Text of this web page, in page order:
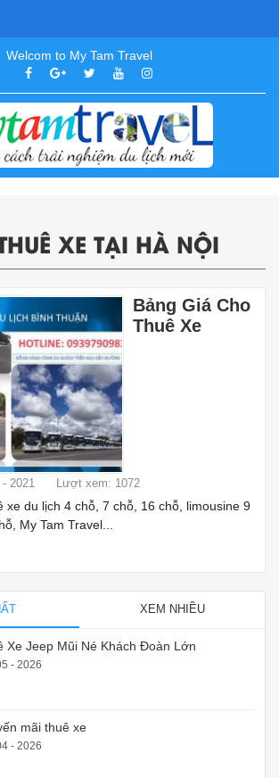
Welcom to My Tam Travel
XE TẠI HÀ NỘI
Bảng Giá Cho
Thuê Xe
2021 Lượt xem: 1072
xe du lịch 4 chỗ, 7 chỗ, 16 chỗ, limousine 9
My Tam Travel...
XEM NHIỀU
Xe Jeep Mũi Né Khách Đoàn Lớn
- 2026
mãi thuê xe
- 2026